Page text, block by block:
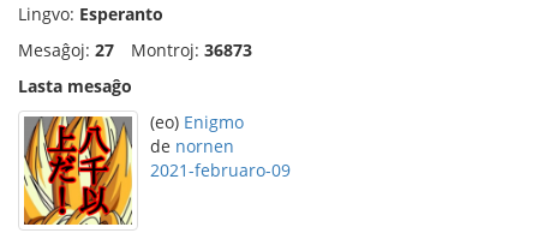
Lingvo: Esperanto
Mesaĝoj: 27 Montroj: 36873
Lasta mesaĝo
(eo) Enigmo
de nornen
2021-februaro-09